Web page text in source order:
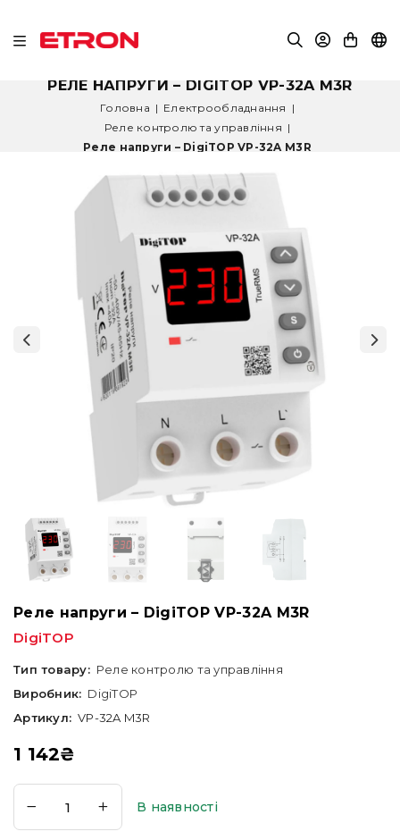
РЕЛЕ НАПРУГИ – DIGITOP VP-32A M3R
Головна | Електрообладнання |
Реле контролю та управління |
Реле напруги – DigiTOP VP-32A M3R
Реле напруги – DigiTOP VP-32A M3R
DigiTOP
Тип товару: Реле контролю та управління
Виробник: DigiTOP
Артикул: VP-32A M3R
1 142₴
В наявності